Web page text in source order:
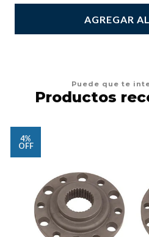
AGREGAR
Puede que te
Productos
4%
OFF